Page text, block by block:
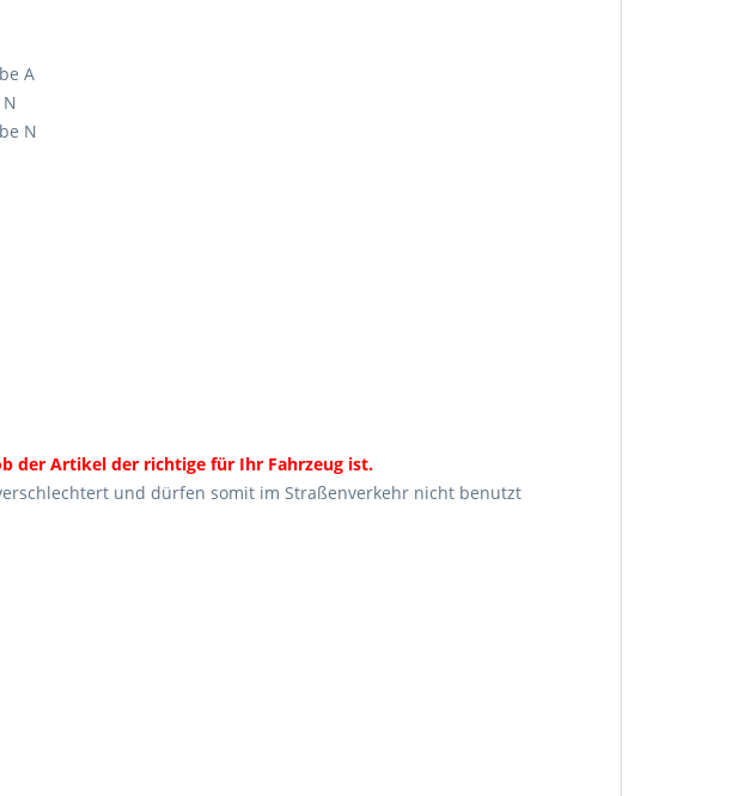
A
N
der Artikel der richtige für Ihr Fahrzeug ist.
und dürfen somit im Straßenverkehr nicht benutzt